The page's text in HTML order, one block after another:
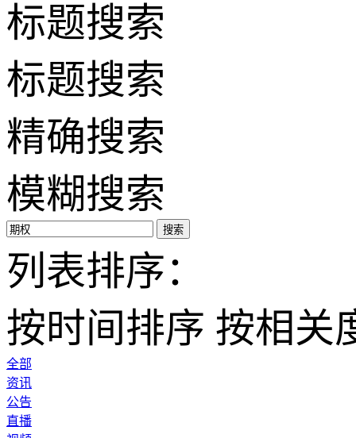
标题搜索
标题搜索
精确搜索
模糊搜索
搜索
列表排序：
按时间排序 按相关
全部
资讯
公告
直播